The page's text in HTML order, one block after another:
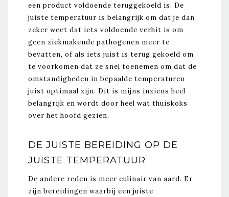
een product voldoende teruggekoeld is. De
juiste temperatuur is belangrijk om dat je dan
zeker weet dat iets voldoende verhit is om
geen ziekmakende pathogenen meer te
bevatten, of als iets juist is terug gekoeld om
te voorkomen dat ze snel toenemen om dat de
omstandigheden in bepaalde temperaturen
juist optimaal zijn. Dit is mijns inziens heel
belangrijk en wordt door heel wat thuiskoks
over het hoofd gezien.
DE JUISTE BEREIDING OP DE
JUISTE TEMPERATUUR
De andere reden is meer culinair van aard. Er
zijn bereidingen waarbij een juiste